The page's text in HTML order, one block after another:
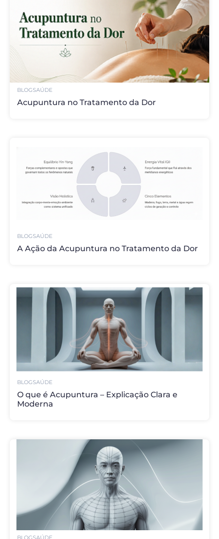
BLOGSAÚDE
Acupuntura no Tratamento da Dor
BLOGSAÚDE
A Ação da Acupuntura no Tratamento da Dor
BLOGSAÚDE
O que é Acupuntura – Explicação Clara e
Moderna
BLOGSAÚDE